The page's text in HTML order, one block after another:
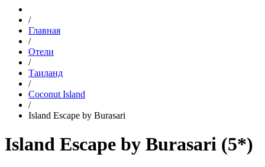
/
Главная
/
Отели
/
Таиланд
/
Coconut Island
/
Island Escape by Burasari
Island Escape by Burasari (5*)